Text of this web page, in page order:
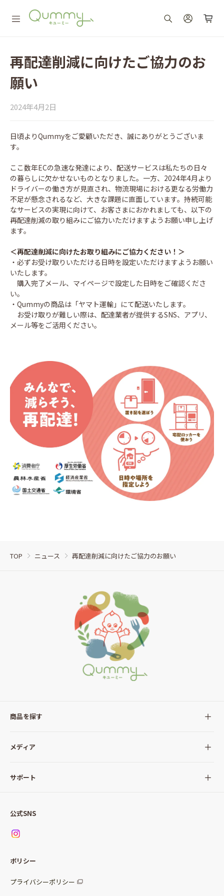
再配達削減に向けたご協力のお
願い
2024年4月2日
日頃よりQummyをご愛顧いただき、誠にありがとうございま
す。
ここ数年ECの急速な発達により、配送サービスは私たちの日々
の暮らしに欠かせないものとなりました。一方、2024年4月より
ドライバーの働き方が見直され、物流現場における更なる労働力
不足が懸念されるなど、大きな課題に直面しています。持続可能
なサービスの実現に向けて、お客さまにおかれましても、以下の
再配達削減の取り組みにご協力いただけますようお願い申し上げ
ます。
＜再配達削減に向けたお取り組みにご協力ください！＞
・必ずお受け取りいただける日時を設定いただけますようお願い
いたします。
購入完了メール、マイページで設定した日時をご確認くださ
い。
・Qummyの商品は「ヤマト運輸」にて配送いたします。
お受け取りが難しい際は、配達業者が提供するSNS、アプリ、
メール等をご活用ください。
TOP ニュース 再配達削減に向けたご協力のお願い
商品を探す
全ての商品
サラダ
パッケージサラダ
惣菜サラダ
調味料
メディア
Qummy(キユーミー)について
サポート
お問い合わせ
公式SNS
ポリシー
プライバシーポリシー